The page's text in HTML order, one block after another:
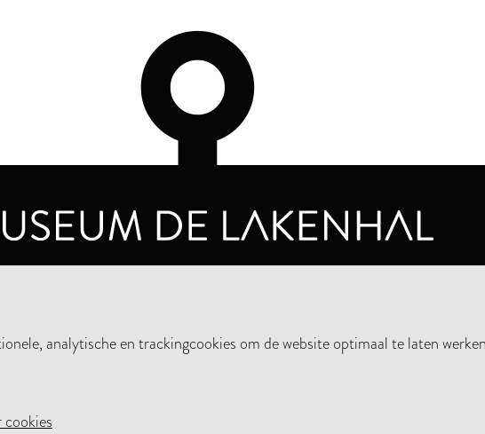
analytische en trackingcookies om de website optimaal te laten
cookies